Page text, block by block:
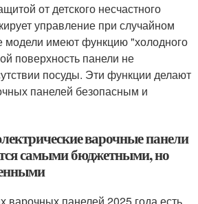
от детского несчастного
управление при случайном
модели имеют функцию "холодного
поверхность панели не
посуды. Эти функции делают
панелей безопасным и
варочные панели
самыми бюджетными, но